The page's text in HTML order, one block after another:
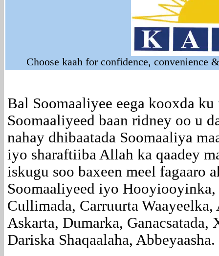
Choose kaah for confidence, convenience
Bal Soomaaliyee eega kooxda
Soomaaliyeed baan ridney oo u
nahay dhibaatada Soomaaliya
iyo sharaftiiba Allah ka qaadey
iskugu soo baxeen meel fagaaro
Soomaaliyeed iyo
Cullimada, Carruurta
Askarta, Dumarka,
Dariska Shaqaalaha, Abbeyaasha.